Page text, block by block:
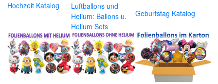
Hochzeit Katalog
Luftballons und
Helium: Ballons u.
Helium Sets
Geburtstag Katalog